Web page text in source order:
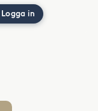
Logga in